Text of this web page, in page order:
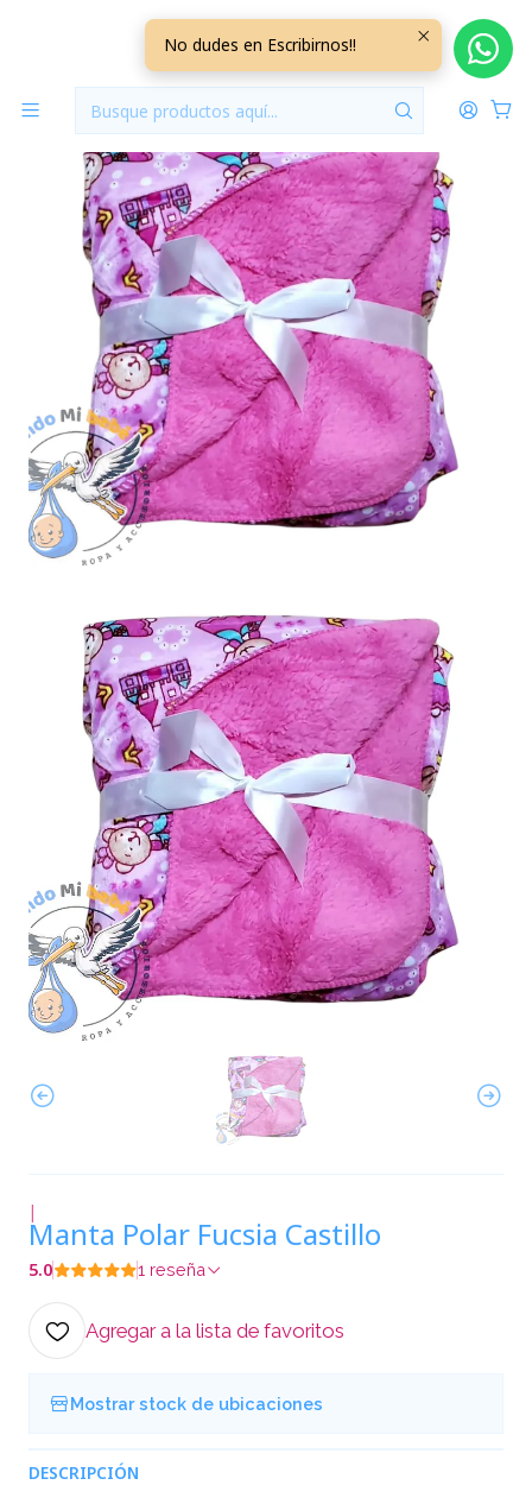
Mantas Manta Polar Manta Polar Fucsia Castillo
|
Manta Polar Fucsia Castillo
5.0 1 reseña
Agregar a la lista de favoritos
Mostrar stock de ubicaciones
DESCRIPCIÓN
No dudes en Escribirnos!!